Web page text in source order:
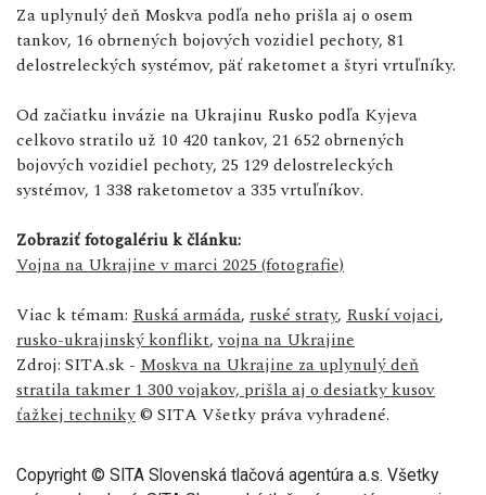
Za uplynulý deň Moskva podľa neho prišla aj o osem
tankov, 16 obrnených bojových vozidiel pechoty, 81
delostreleckých systémov, päť raketomet a štyri vrtuľníky.
Od začiatku invázie na Ukrajinu Rusko podľa Kyjeva
celkovo stratilo už 10 420 tankov, 21 652 obrnených
bojových vozidiel pechoty, 25 129 delostreleckých
systémov, 1 338 raketometov a 335 vrtuľníkov.
Zobraziť fotogalériu k článku:
Vojna na Ukrajine v marci 2025 (fotografie)
Viac k témam: Ruská armáda, ruské straty, Ruskí vojaci,
rusko-ukrajinský konflikt,vojna na Ukrajine
Zdroj: SITA.sk - Moskva na Ukrajine za uplynulý deň
stratila takmer 1 300 vojakov, prišla aj o desiatky kusov
ťažkej techniky© SITA Všetky práva vyhradené.
Copyright © SITA Slovenská tlačová agentúra a.s. Všetky